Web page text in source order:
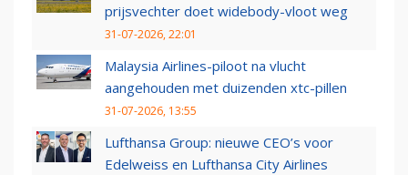
prijsvechter doet widebody-vloot weg
31-07-2026, 22:01
Malaysia Airlines-piloot na vlucht
aangehouden met duizenden xtc-pillen
31-07-2026, 13:55
Lufthansa Group: nieuwe CEO’s voor
Edelweiss en Lufthansa City Airlines